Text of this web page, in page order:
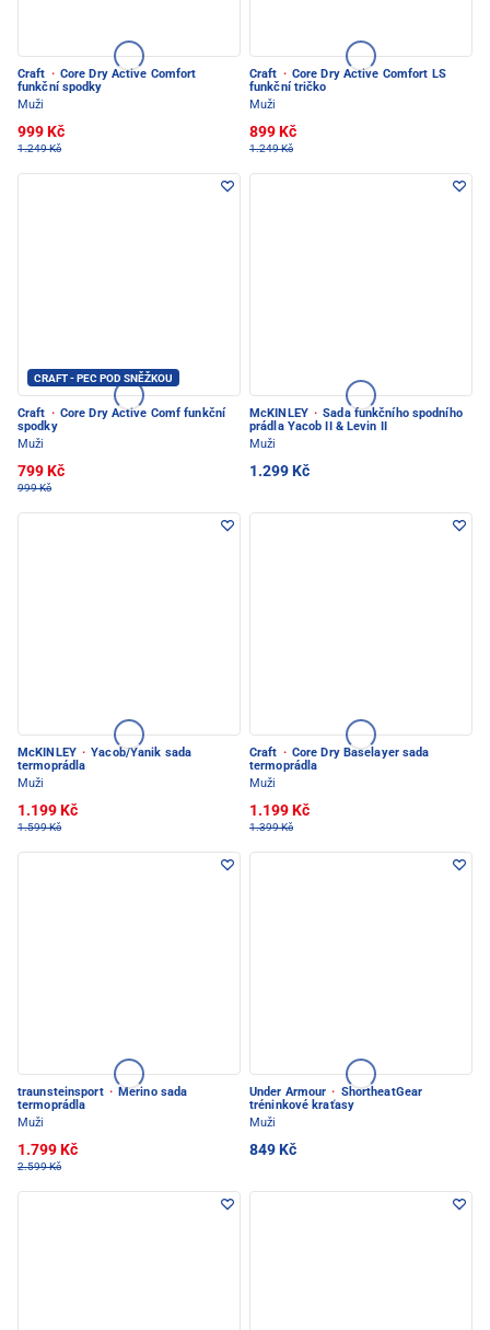
Craft · Core Dry Active Comfort
funkční spodky
Muži
999 Kč
1.249 Kč
Craft · Core Dry Active Comfort LS
funkční tričko
Muži
899 Kč
1.249 Kč
CRAFT - PEC POD SNĚŽKOU
Craft · Core Dry Active Comf funkční
spodky
Muži
799 Kč
999 Kč
McKINLEY · Sada funkčního spodního
prádla Yacob II & Levin II
Muži
1.299 Kč
McKINLEY · Yacob/Yanik sada
termoprádla
Muži
1.199 Kč
1.599 Kč
Craft · Core Dry Baselayer sada
termoprádla
Muži
1.199 Kč
1.399 Kč
traunsteinsport · Merino sada
termoprádla
Muži
1.799 Kč
2.599 Kč
Under Armour · ShortheatGear
tréninkové kraťasy
Muži
849 Kč